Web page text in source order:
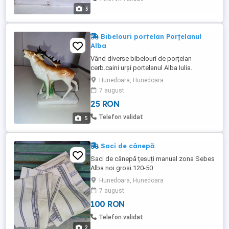
3
5
Bibelouri portelan Porțelanul
Alba
Vând diverse bibelouri de porțelan
cerb.caini urși portelanul Alba Iulia.
Hunedoara, Hunedoara
7 august
25 RON
Telefon validat
2
Saci de cânepă
Saci de cânepă țesuți manual zona Sebes
Alba noi grosi 120-50
Hunedoara, Hunedoara
7 august
100 RON
Telefon validat